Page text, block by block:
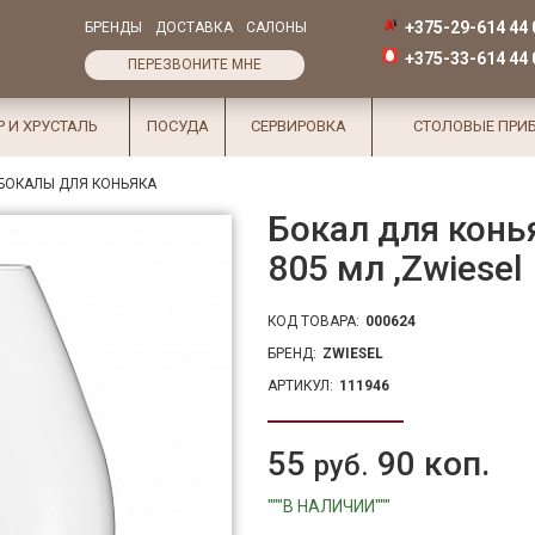
БРЕНДЫ ДОСТАВКА САЛОНЫ
ПЕРЕЗВОНИТЕ МНЕ
+375-29-614 44
+375-33-614 44
И ХРУСТАЛЬ ПОСУДА СЕРВИРОВКА СТОЛОВЫЕ
ДЛЯ КОНЬЯКА
Бокал для
805 мл ,Zwiesel
КОД ТОВАРА: 000624
БРЕНД: ZWIESEL
АРТИКУЛ: 111946
55 руб. 90 коп.
"""В НАЛИЧИИ"""